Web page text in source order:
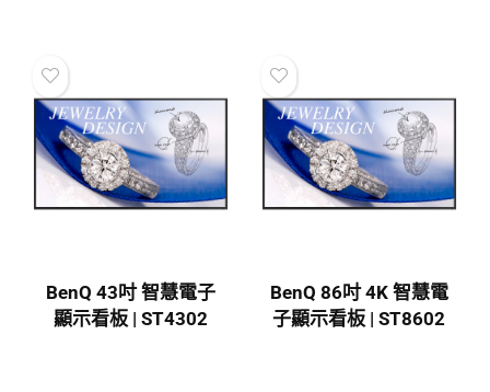
BenQ 43吋 智慧電子
顯示看板 | ST4302
BenQ 86吋 4K 智慧電
子顯示看板 | ST8602